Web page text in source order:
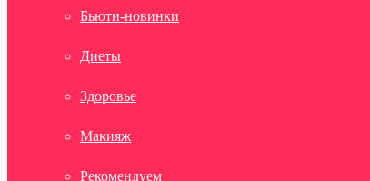
Бьюти-новинки
Диеты
Здоровье
Макияж
Рекомендуем